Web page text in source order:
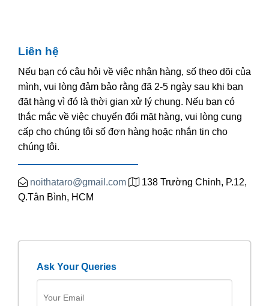
Liên hệ
Nếu bạn có câu hỏi về việc nhận hàng, số theo dõi của
mình, vui lòng đảm bảo rằng đã 2-5 ngày sau khi bạn
đặt hàng vì đó là thời gian xử lý chung. Nếu bạn có
thắc mắc về việc chuyển đổi mặt hàng, vui lòng cung
cấp cho chúng tôi số đơn hàng hoặc nhắn tin cho
chúng tôi.
noithataro@gmail.com
138 Trường Chinh, P.12,
Q.Tân Bình, HCM
Ask Your Queries